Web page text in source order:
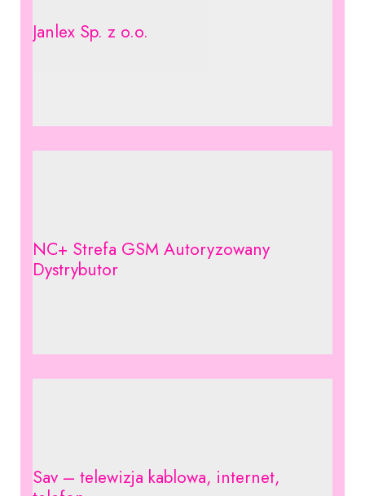
Janlex Sp. z o.o.
NC+ Strefa GSM Autoryzowany
Dystrybutor
Sav – telewizja kablowa, internet,